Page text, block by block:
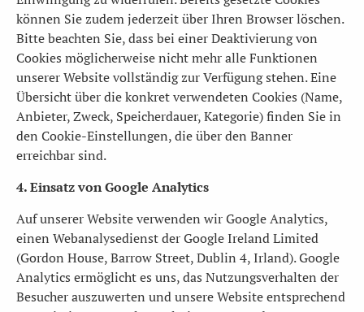
können Sie zudem jederzeit über Ihren Browser löschen.
Bitte beachten Sie, dass bei einer Deaktivierung von
Cookies möglicherweise nicht mehr alle Funktionen
unserer Website vollständig zur Verfügung stehen. Eine
Übersicht über die konkret verwendeten Cookies (Name,
Anbieter, Zweck, Speicherdauer, Kategorie) finden Sie in
den Cookie-Einstellungen, die über den Banner
erreichbar sind.
4. Einsatz von Google Analytics
Auf unserer Website verwenden wir Google Analytics,
einen Webanalysedienst der Google Ireland Limited
(Gordon House, Barrow Street, Dublin 4, Irland). Google
Analytics ermöglicht es uns, das Nutzungsverhalten der
Besucher auszuwerten und unsere Website entsprechend